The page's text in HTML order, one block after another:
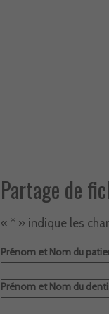
Partage de
« * » indique les
Prénom et Nom du
Prénom et Nom du